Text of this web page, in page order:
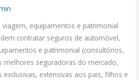
equipamentos e patrimonial
contratar seguros de automóvel,
e patrimonial (consultórios,
melhores seguradoras do mercado,
exclusivas, extensivas aos pais, filhos e